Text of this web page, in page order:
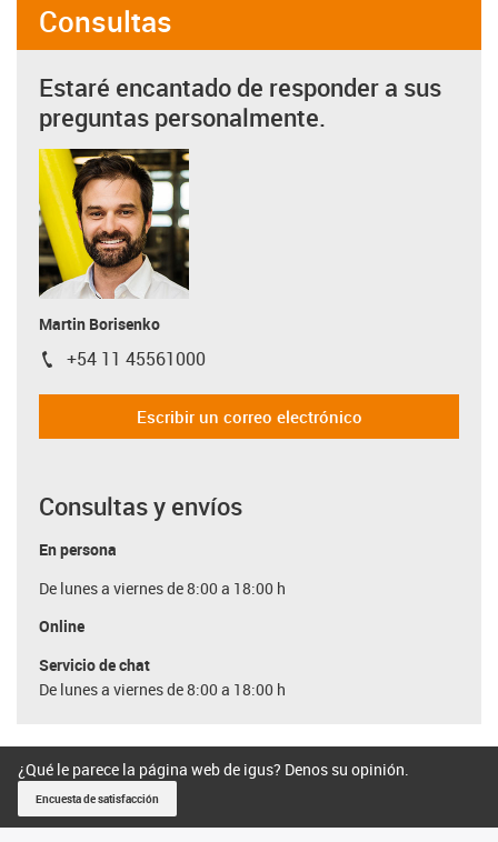
Consultas
Estaré encantado de responder a sus
preguntas personalmente.
Martin Borisenko
igus-icon-phone
+54 11 45561000
Escribir un correo electrónico
Consultas y envíos
En persona
De lunes a viernes de 8:00 a 18:00 h
Online
Servicio de chat
De lunes a viernes de 8:00 a 18:00 h
¿Qué le parece la página web de igus? Denos su opinión.
Encuesta de satisfacción